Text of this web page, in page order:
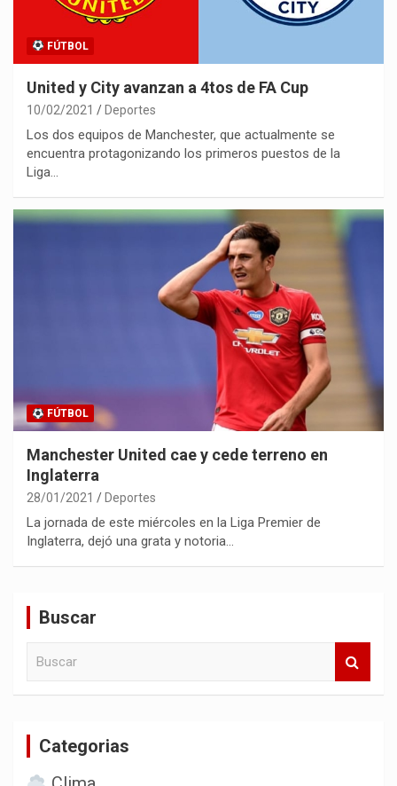
FÚTBOL
United y City avanzan a 4tos de FA Cup
10/02/2021 Deportes
Los dos equipos de Manchester, que actualmente se
encuentra protagonizando los primeros puestos de la
Liga…
FÚTBOL
Manchester United cae y cede terreno en
Inglaterra
28/01/2021 Deportes
La jornada de este miércoles en la Liga Premier de
Inglaterra, dejó una grata y notoria…
Buscar
Categorias